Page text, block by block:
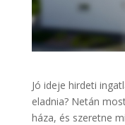
Jó ideje hirdeti
eladnia? Netán
háza, és szeretne